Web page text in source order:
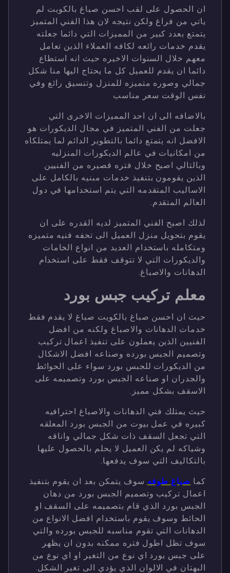
ان الحصول على لقب احسن صباغ بالكويت لم
ياتي من فراغ ولكن نتيجه لان هذا الفني المتميز
يتمتع بعدد كبير من المميزات التي دائما جعلته
يقدم خدمات رائعه لكافه العملاء الذين تعامل
معهم خلال السنوات الاخيره حيث انه استطاع
دائما ان يقدم للعميل كل ما يحتاج اليها منا شكل
جمالي وصوره متميزه للمنزل وتنسيق رائع وفي
نفس الوقت سعر مناسب
بالاضافه الى ان احد المميزات الاخرى التي
جعلت من الفني المتميز في مجال الديكورات هو
الافضل انه يتمتع دائما بالتطوير الدائم لما يمتلكاه
من امكانيات في عالم الديكورات المنزليه
وبالتالي اصبح خلال فتره قصيره من الفنيين
الذين يقومون بتنفيذ خدمات مبنيه بالكامل على
الاساليب المتقدمه التي يتم استخدامها في دول
العالم المتقدم.
لذلك اصبح الفني المتميز لديه القدره على ان
يقوم بتحويل منزل العميل الى تحفه فنيه متميزه
ومتكامله باستخدام العديد من انواع الخامات
والديكورات التي لا تتوقف فقط على استخدام
الدهانات والاصباغ.
معلم تركيب جبس بورد
حيث ان احسن صباغ بالكويت صباغ لا يقدم فقط
خدمات الدهانات والاصباغ ولكنه من افضل
الفنيين الذين يعملون على تنفيذ اعمال تركيب
وتصميم الجبس بورده وصناعه افضل الاشكال
من الديكورات للجبس بورد سواء على الحوائط
والجدران او صناعه الجبس بورد وتصميمه على
الاسقف بشكل مميز.
حيث يمتلك فني الدهانات والاصباغ احترافيه
كبيره في عمل بيوت من الجبس بورد المعلقه
التي تجعل السقف ذات شكل جمالي واناقه
وشياكه لم يكن العميل لا يحلم بالحصول عليها
بالتكاليف التي سوف يدفعها.
كماصباغ طوفهسوف يتمكن بعد ان يقوم بتنفيذ
اعمال تركيب وتصميم الجبس بورد من دهان
الجبس بورد الذي قام بتصميمه على السقف او
الحائط وسوف يقوم باستخدام افضل الانواع من
الدهانات التي تقوم مناسبه للجبس بورده والتي
سوف تظل اطول فتره ممكنه بدون ان يظهر
على جبس بورد اي نوع من التغير او اي نوع من
البهتان في الالوان الذي يؤدي الى تغير الشكل.